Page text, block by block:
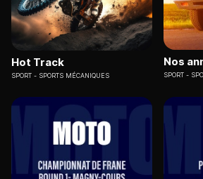
Hot Track
SPORT SPORTS MÉCANIQUES
Nos
SPORT